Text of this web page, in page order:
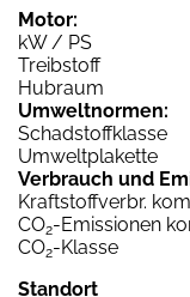
Motor:
kW / PS
Treibstoff
Hubraum
Umweltnormen:
Schadstoffklasse
Umweltplakette
Verbrauch und
Kraftstoffverbr.
CO2-Emissionen
CO2-Klasse
Standort